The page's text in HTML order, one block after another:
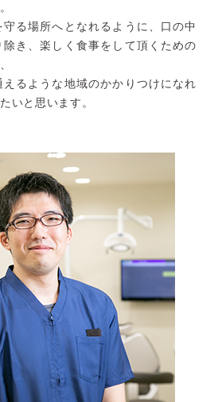
る場所へとなれるように、口の中
き、楽しく食事をして頂くための
るような地域のかかりつけになれ
いと思います。